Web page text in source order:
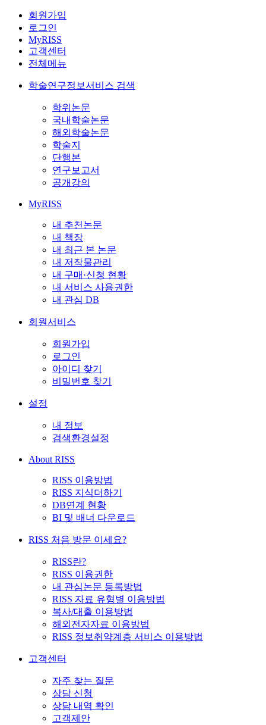
회원가입
로그인
MyRISS
고객센터
전체메뉴
학술연구정보서비스 검색
학위논문
국내학술논문
해외학술논문
학술지
단행본
연구보고서
공개강의
MyRISS
내 추천논문
내 책장
내 최근 본 논문
내 저작물관리
내 구매·신청 현황
내 서비스 사용권한
내 관심 DB
회원서비스
회원가입
로그인
아이디 찾기
비밀번호 찾기
설정
내 정보
검색환경설정
About RISS
RISS 이용방법
RISS 지식더하기
DB연계 현황
BI 및 배너 다운로드
RISS 처음 방문 이세요?
RISS란?
RISS 이용권한
내 관심논문 등록방법
RISS 자료 유형별 이용방법
복사/대출 이용방법
해외전자자료 이용방법
RISS 정보취약계층 서비스 이용방법
고객센터
자주 찾는 질문
상담 신청
상담 내역 확인
고객제안